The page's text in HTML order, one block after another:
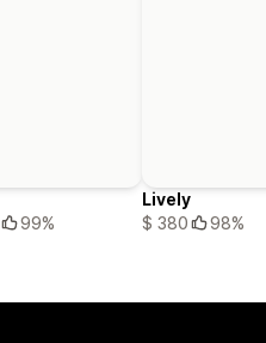
99%
Lively
$ 380
98%